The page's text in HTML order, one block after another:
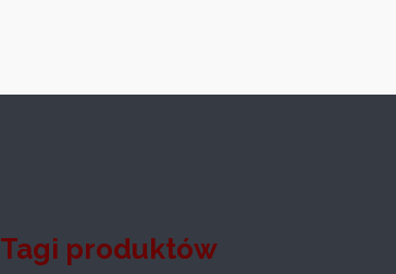
Tagi produktów